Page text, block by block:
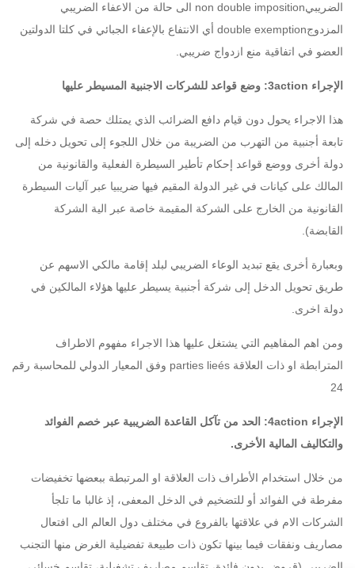
الضريبيnon double imposition الى حالة من الاعفاء الضريبي
المزدوجdouble exemption أي الانتفاع بالإعفاء الجبائي في كلتا الدولتين
العضو في اتفاقية منع ازدواج ضريبي.
الإجراء 3action: وضع قواعد للشركات الاجنبية المسيطر عليها
هذا الاجراء يحول دون قيام دافع الضرائب الذي يمتلك حصة في شركة
تابعة أجنبية من التهرب من الضريبة من خلال اللجوء إلى تحويل دخله إلى
دولة أخرى ووضع قواعد إحكام تأطير السيطرة الفعلية والقانونية من
المالك على كيانات في غير الدولة المقيم فيها ضريبيا عبر آليات السيطرة
القانونية من الخارج على الشركة المقيمة خاصة عبر الية الشركة
القابضة).
وبعبارة أخرى يقع تبديد الوعاء الضريبي لبلد إقامة مالكي الاسهم عن
طريق تحويل الدخل إلى شركة أجنبية يسيطر عليها هؤلاء المالكين في
دولة اخرى.
ومن اهم المفاهيم التي يشتغل عليها هذا الاجراء مفهوم الاطراف
المترابطة او ذات العلاقة parties lieés وفق المعيار الدولي للمحاسبة رقم
24
الإجراء 4action: الحد من تآكل القاعدة الضريبية عبر خصم الفوائد
والتكاليف المالية الأخرى.
من خلال استخدام الأطراف ذات العلاقة او المرتبطة ببعضها تخفيضات
مفرطة في الفوائد أو للتضخيم في الدخل المعفى، إذ غالبا ما تلجأ
الشركات الام في علاقتها بالفروع في مختلف دول العالم الى افتعال
مصاريف ونفقات فيما بينها تكون ذات طبيعة تفضيلية الغرض منها التجنب